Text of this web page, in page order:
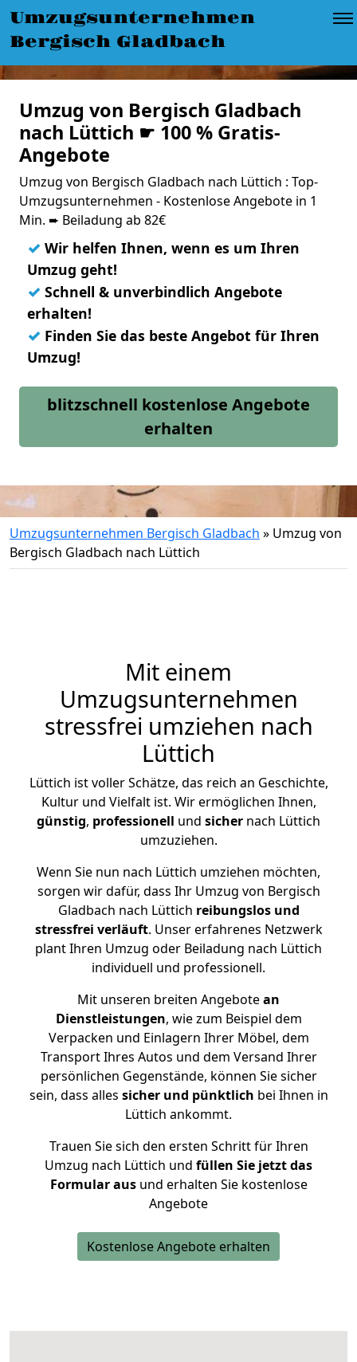
Umzugsunternehmen
Bergisch Gladbach
Umzug von Bergisch Gladbach
nach Lüttich ☛ 100 % Gratis-
Angebote
Umzug von Bergisch Gladbach nach Lüttich : Top-
Umzugsunternehmen - Kostenlose Angebote in 1
Min. ➨ Beiladung ab 82€
✓ Wir helfen Ihnen, wenn es um Ihren
Umzug geht!
✓ Schnell & unverbindlich Angebote
erhalten!
✓ Finden Sie das beste Angebot für Ihren
Umzug!
blitzschnell kostenlose Angebote
erhalten
Umzugsunternehmen Bergisch Gladbach » Umzug von
Bergisch Gladbach nach Lüttich
Mit einem
Umzugsunternehmen
stressfrei umziehen nach
Lüttich
Lüttich ist voller Schätze, das reich an Geschichte,
Kultur und Vielfalt ist. Wir ermöglichen Ihnen,
günstig, professionell und sicher nach Lüttich
umzuziehen.
Wenn Sie nun nach Lüttich umziehen möchten,
sorgen wir dafür, dass Ihr Umzug von Bergisch
Gladbach nach Lüttich reibungslos und
stressfrei verläuft. Unser erfahrenes Netzwerk
plant Ihren Umzug oder Beiladung nach Lüttich
individuell und professionell.
Mit unseren breiten Angebotean
Dienstleistungen, wie zum Beispiel dem
Verpacken und Einlagern Ihrer Möbel, dem
Transport Ihres Autos und dem Versand Ihrer
persönlichen Gegenstände, können Sie sicher
sein, dass alles sicher und pünktlich bei Ihnen in
Lüttich ankommt.
Trauen Sie sich den ersten Schritt für Ihren
Umzug nach Lüttich und füllen Sie jetzt das
Formular ausund erhalten Sie kostenlose
Angebote
Kostenlose Angebote erhalten